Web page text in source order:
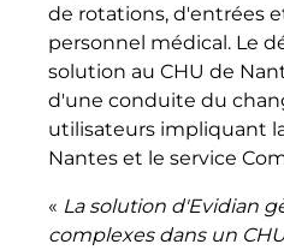
de rotations, d'entrées
personnel médical. Le
solution au CHU de
d'une conduite du
utilisateurs impliquant
Nantes et le service
« La solution d'Evidian
complexes dans un